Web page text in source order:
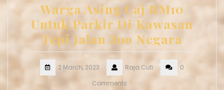
Warga Asing Caj RM10
Untuk Parkir Di Kawasan
Tepi Jalan Zoo Negara
2 March, 2023 Raja.Cuti
0
Comments